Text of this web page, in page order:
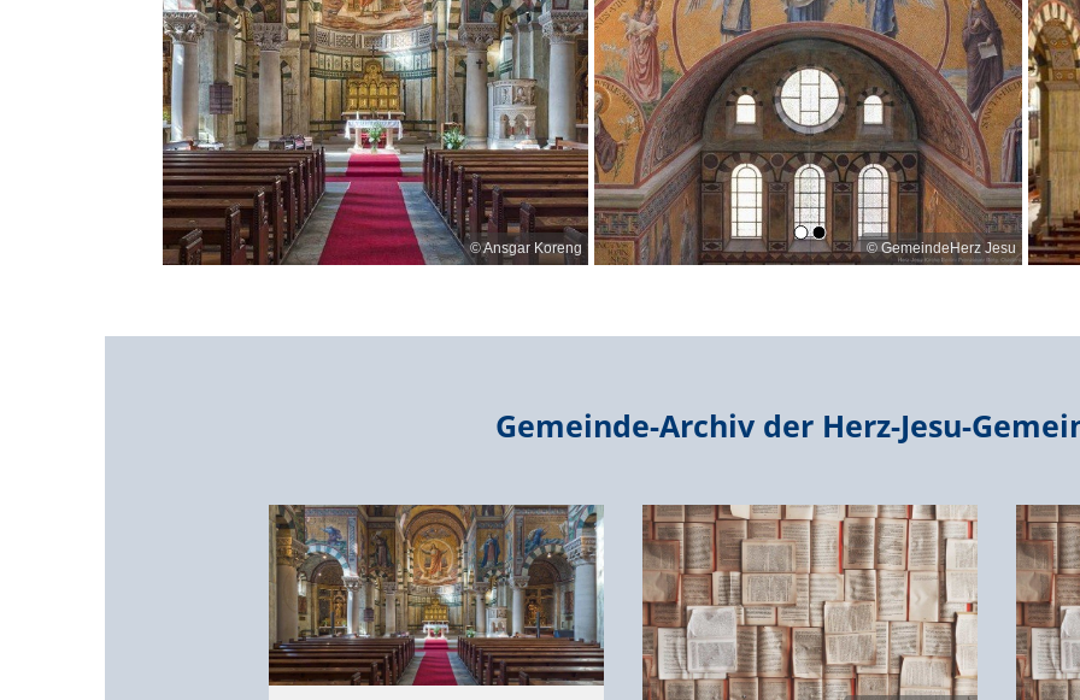
© GemeindeHerz Jesu
Gemeinde-Archiv der Herz-Jesu-